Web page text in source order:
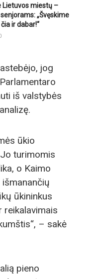
Lietuvos miestų –
„Švęskime
ir dabar!“
jog
iš valstybės
ūkio
turimomis
o Kaimo
ūkininkus
reikalavimais
– sakė
pieno